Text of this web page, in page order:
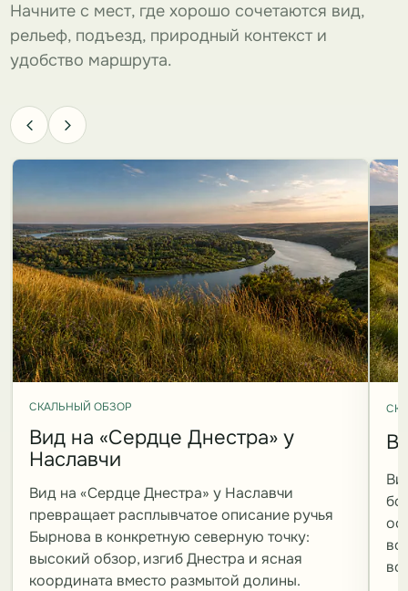
Начните с мест, где хорошо сочетаются вид,
рельеф, подъезд, природный контекст и
удобство маршрута.
СКАЛЬНЫЙ ОБЗОР
Вид на «Сердце Днестра» у
Наславчи
Вид на «Сердце Днестра» у Наславчи
превращает расплывчатое описание ручья
Бырнова в конкретную северную точку:
высокий обзор, изгиб Днестра и ясная
координата вместо размытой долины.